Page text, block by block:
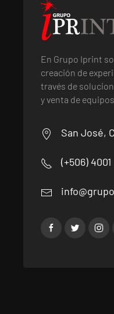
En Grupo Iprint
creación de
través de
y venta de
San José,
(+506) 4001